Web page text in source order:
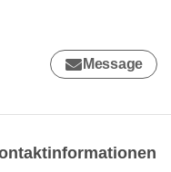
Message